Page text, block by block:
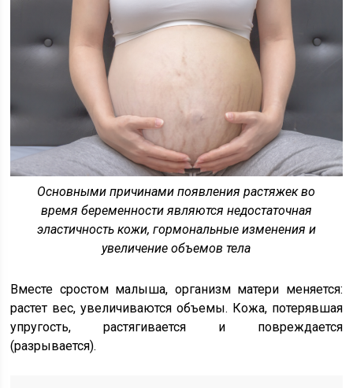
Основными причинами появления растяжек во
время беременности являются недостаточная
эластичность кожи, гормональные изменения и
увеличение объемов тела
Вместе сростом малыша, организм матери меняется:
растет вес, увеличиваются объемы. Кожа, потерявшая
упругость, растягивается и повреждается
(разрывается).